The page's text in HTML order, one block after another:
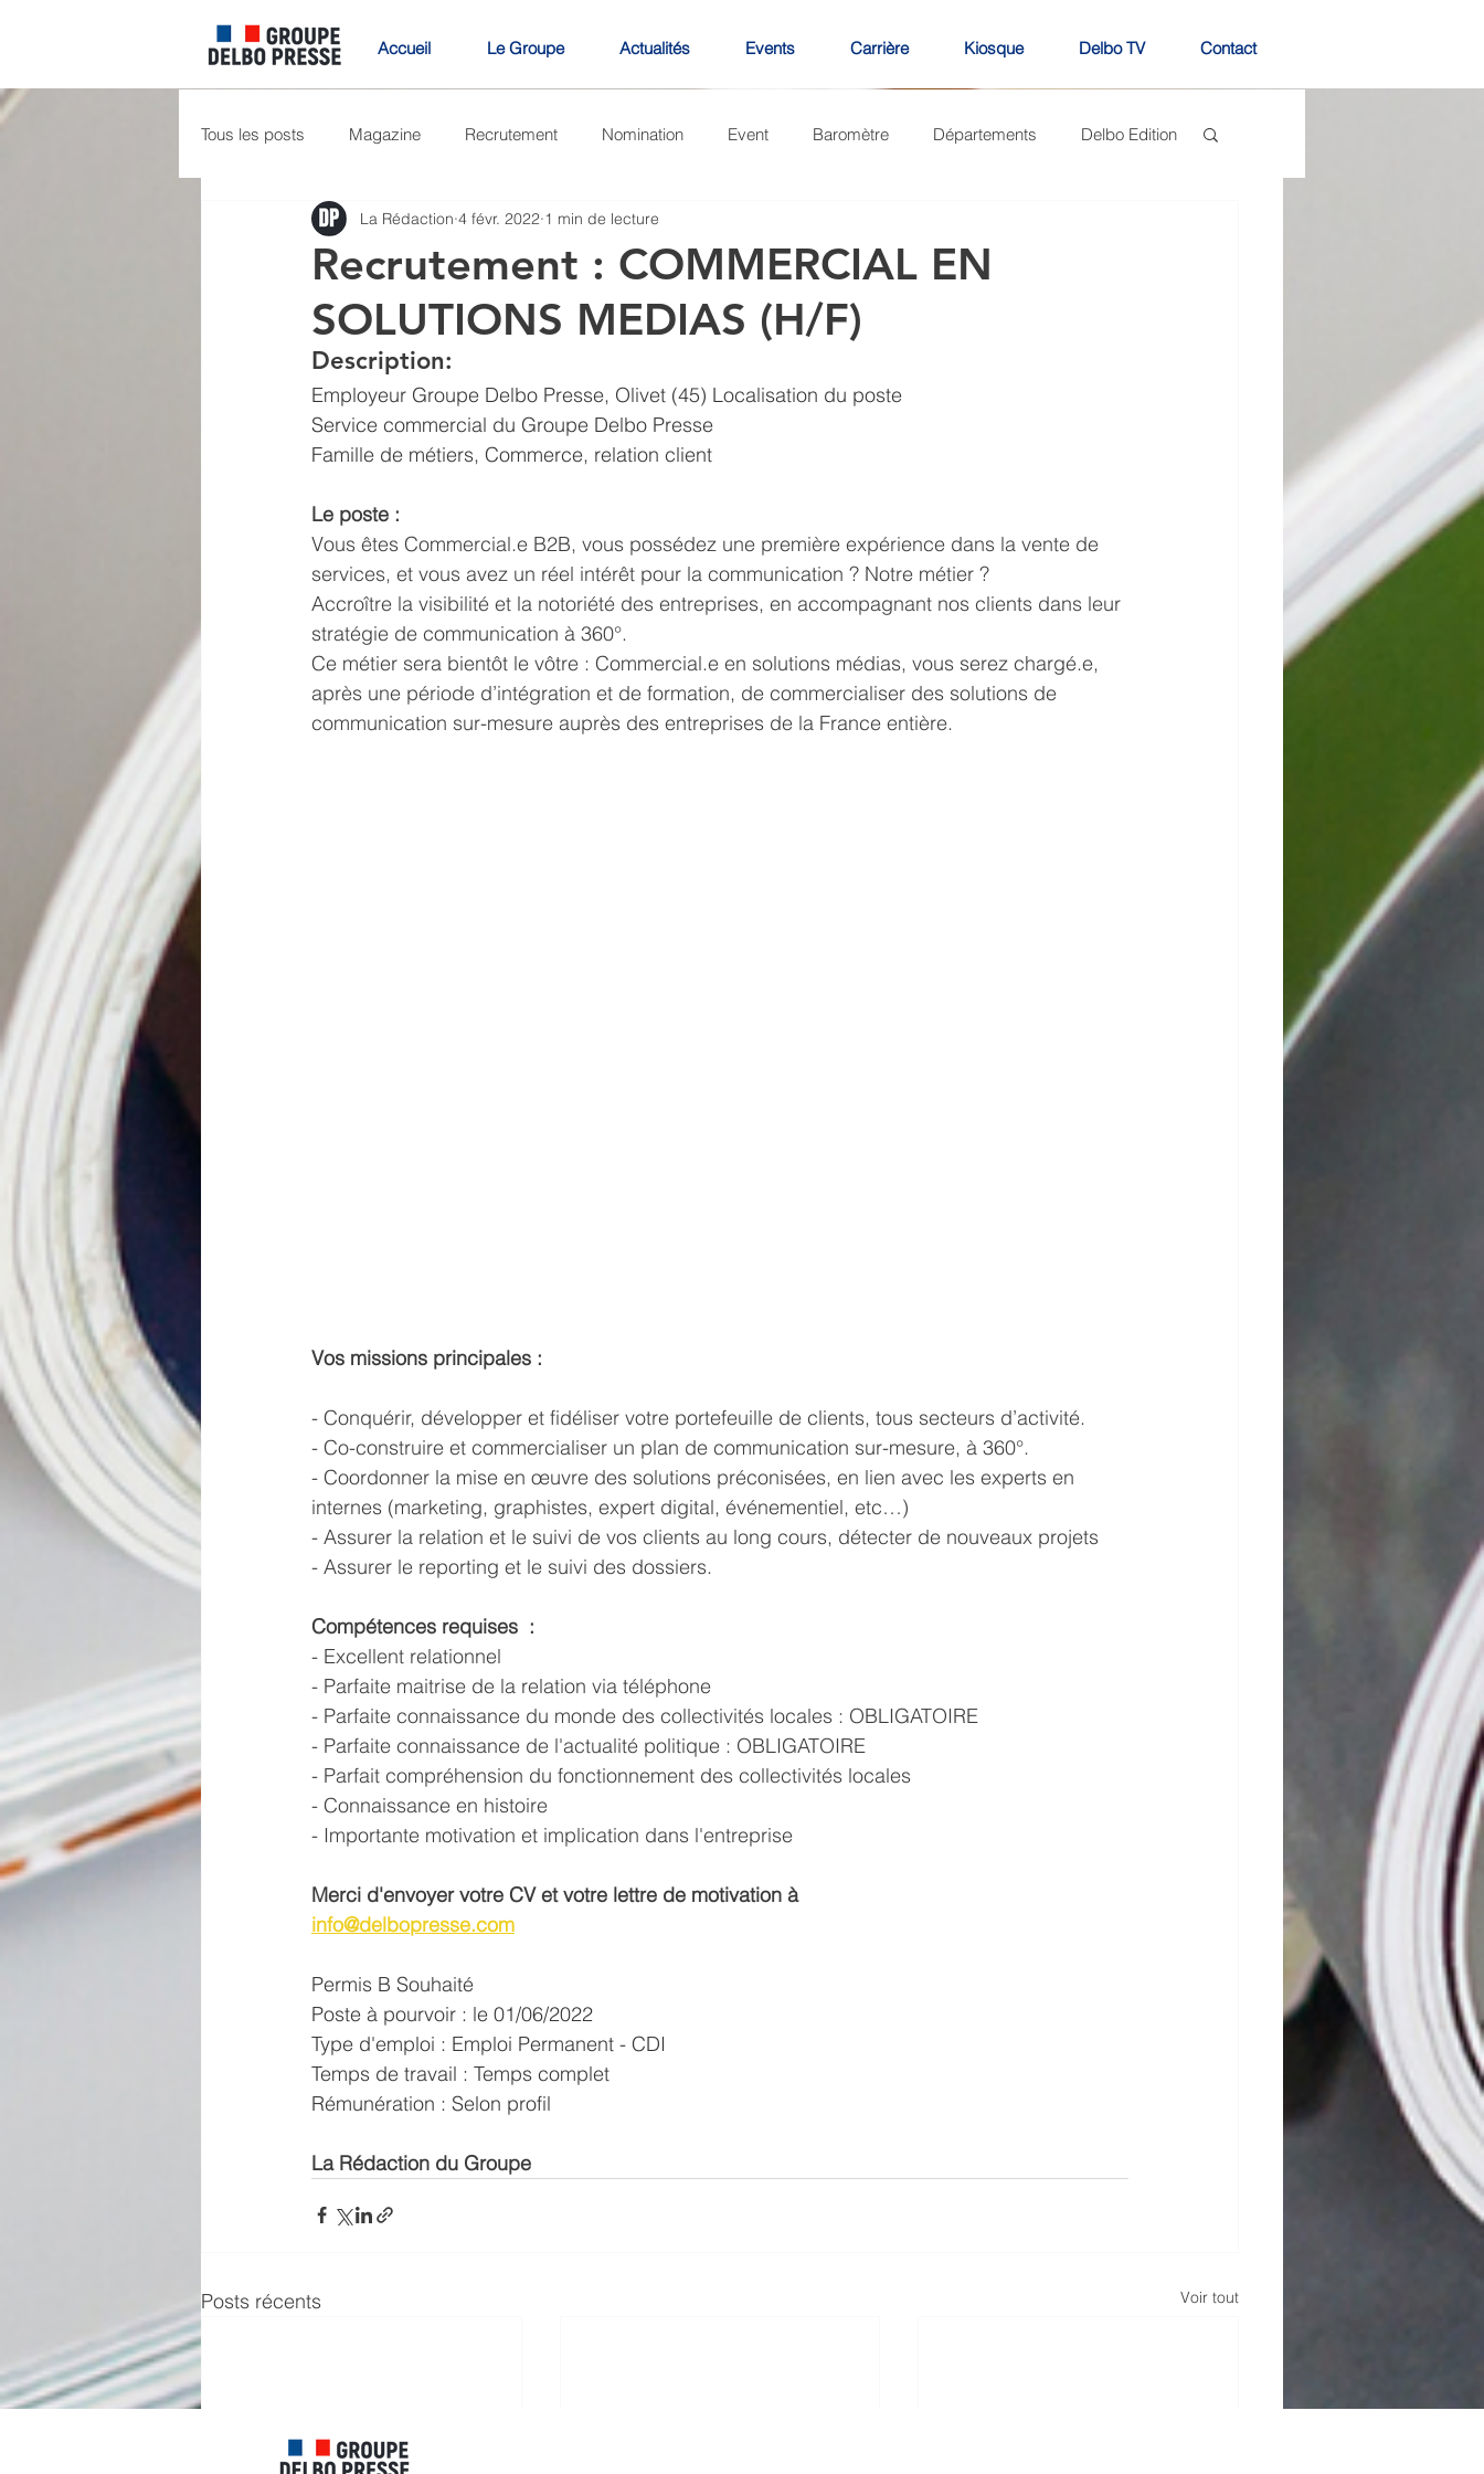
Accueil Le Groupe Actualités Events Carrière Kiosque Delbo TV Contact
Tous les posts Magazine Recrutement Nomination Event Baromètre Départements Delbo Edition
actualités
Recrutement : COMMERCIAL EN
SOLUTIONS MEDIAS (H/F)
La Rédaction 4 févr. 2022 1 min de lecture
Description:
Employeur Groupe Delbo Presse, Olivet (45) Localisation du poste
Service commercial du Groupe Delbo Presse
Famille de métiers, Commerce, relation client
Le poste :
Vous êtes Commercial.e B2B, vous possédez une première expérience dans la vente de
services, et vous avez un réel intérêt pour la communication ? Notre métier ?
Accroître la visibilité et la notoriété des entreprises, en accompagnant nos clients dans leur
stratégie de communication à 360°.
Ce métier sera bientôt le vôtre : Commercial.e en solutions médias, vous serez chargé.e,
après une période d’intégration et de formation, de commercialiser des solutions de
communication sur-mesure auprès des entreprises de la France entière.
Vos missions principales :
- Conquérir, développer et fidéliser votre portefeuille de clients, tous secteurs d’activité.
- Co-construire et commercialiser un plan de communication sur-mesure, à 360°.
- Coordonner la mise en œuvre des solutions préconisées, en lien avec les experts en
internes (marketing, graphistes, expert digital, événementiel, etc…)
- Assurer la relation et le suivi de vos clients au long cours, détecter de nouveaux projets
- Assurer le reporting et le suivi des dossiers.
Compétences requises  :
- Excellent relationnel
- Parfaite maitrise de la relation via téléphone
- Parfaite connaissance du monde des collectivités locales : OBLIGATOIRE
- Parfaite connaissance de l'actualité politique : OBLIGATOIRE
- Parfait compréhension du fonctionnement des collectivités locales
- Connaissance en histoire
- Importante motivation et implication dans l'entreprise
Merci d'envoyer votre CV et votre lettre de motivation à
info@delbopresse.com
Permis B Souhaité
Poste à pourvoir : le 01/06/2022
Type d'emploi : Emploi Permanent - CDI
Temps de travail : Temps complet
Rémunération : Selon profil
La Rédaction du Groupe
Posts récents Voir tout